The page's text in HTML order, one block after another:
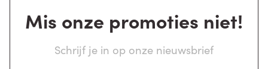
Mis onze promoties niet!
Schrijf je in op onze nieuwsbrief